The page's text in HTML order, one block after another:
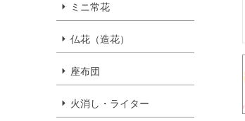
ミニ常花
仏花（造花）
座布団
火消し・ライター